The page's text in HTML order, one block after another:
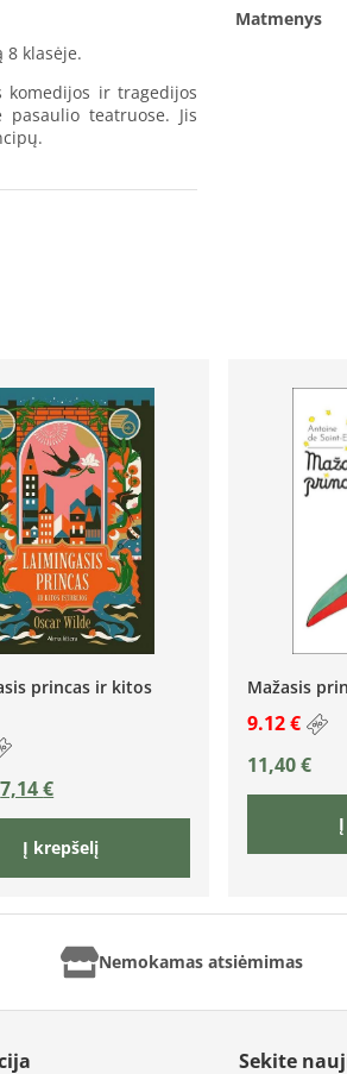
8 klasėje.
komedijos ir tragedijos
teatruose. Jis
Matmenys
princas ir kitos
7,14€
Į krepšelį
Mažasis
9.12 €
11,40€
Nemokamas atsiėmimas
Sekite